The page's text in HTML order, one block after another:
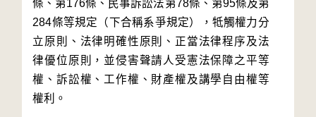
條、第176條、民事訴訟法第78條、第95條及第
284條等規定（下合稱系爭規定），牴觸權力分
立原則、法律明確性原則、正當法律程序及法
律優位原則，並侵害聲請人受憲法保障之平等
權、訴訟權、工作權、財產權及講學自由權等